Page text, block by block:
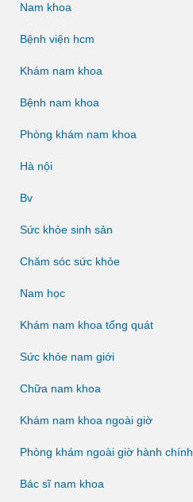
Nam khoa
Bệnh viện hcm
Khám nam khoa
Bệnh nam khoa
Phòng khám nam khoa
Hà nội
Bv
Sức khỏe sinh sản
Chăm sóc sức khỏe
Nam học
Khám nam khoa tổng quát
Sức khỏe nam giới
Chữa nam khoa
Khám nam khoa ngoài giờ
Phòng khám ngoài giờ hành chính
Bác sĩ nam khoa